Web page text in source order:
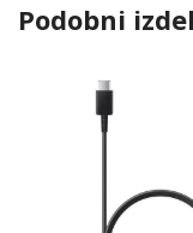
Podobni